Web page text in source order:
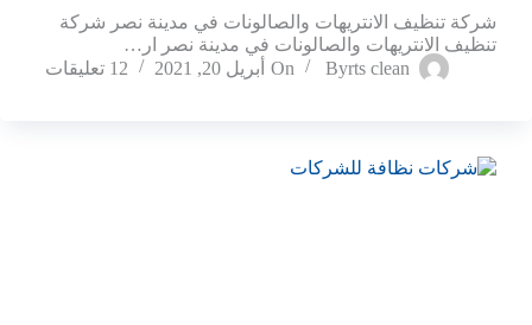
شركة تنظيف الانتريهات والصالونات في مدينة نصر شركة
تنظيف الانتريهات والصالونات في مدينة نصر ار…
Byrts clean
On أبريل 20, 2021 12 تعليقات